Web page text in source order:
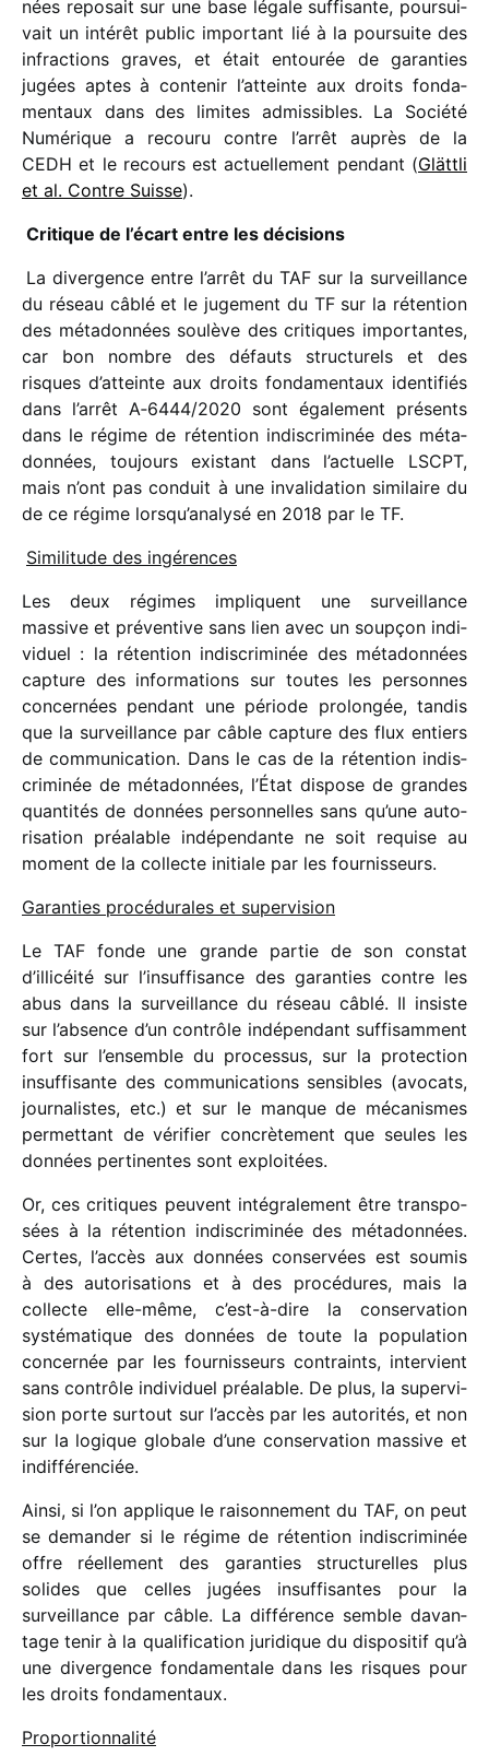
nées repo­sait sur une base légale suffi­sante, pour­sui­
vait un inté­rêt public impor­tant lié à la pour­suite des
infrac­tions graves, et était entou­rée de garan­ties
jugées aptes à conte­nir l’atteinte aux droits fonda­
men­taux dans des limites admis­sibles. La Société
Numérique a recouru contre l’arrêt auprès de la
CEDH et le recours est actuel­le­ment pendant (Glättli
et al. Contre Suisse).
Critique de l’écart entre les décisions
La diver­gence entre l’arrêt du TAF sur la surveillance
du réseau câblé et le juge­ment du TF sur la réten­tion
des méta­don­nées soulève des critiques impor­tantes,
car bon nombre des défauts struc­tu­rels et des
risques d’atteinte aux droits fonda­men­taux iden­ti­fiés
dans l’arrêt A‑6444/​2020 sont égale­ment présents
dans le régime de réten­tion indis­cri­mi­née des méta­
don­nées, toujours exis­tant dans l’actuelle LSCPT,
mais n’ont pas conduit à une inva­li­da­tion simi­laire du
de ce régime lorsqu’analysé en 2018 par le TF.
Similitude des ingérences
Les deux régimes impliquent une surveillance
massive et préven­tive sans lien avec un soup­çon indi­
vi­duel : la réten­tion indis­cri­mi­née des méta­don­nées
capture des infor­ma­tions sur toutes les personnes
concer­nées pendant une période prolon­gée, tandis
que la surveillance par câble capture des flux entiers
de commu­ni­ca­tion. Dans le cas de la réten­tion indis­
cri­mi­née de méta­don­nées, l’État dispose de grandes
quan­ti­tés de données person­nelles sans qu’une auto­
ri­sa­tion préa­lable indé­pen­dante ne soit requise au
moment de la collecte initiale par les fournisseurs.
Garanties procé­du­rales et supervision
Le TAF fonde une grande partie de son constat
d’illicéité sur l’insuffisance des garan­ties contre les
abus dans la surveillance du réseau câblé. Il insiste
sur l’absence d’un contrôle indé­pen­dant suffi­sam­ment
fort sur l’ensemble du proces­sus, sur la protec­tion
insuf­fi­sante des commu­ni­ca­tions sensibles (avocats,
jour­na­listes, etc.) et sur le manque de méca­nismes
permet­tant de véri­fier concrè­te­ment que seules les
données perti­nentes sont exploitées.
Or, ces critiques peuvent inté­gra­le­ment être trans­po­
sées à la réten­tion indis­cri­mi­née des méta­don­nées.
Certes, l’accès aux données conser­vées est soumis
à des auto­ri­sa­tions et à des procé­dures, mais la
collecte elle-même, c’est-à-dire la conser­va­tion
systé­ma­tique des données de toute la popu­la­tion
concer­née par les four­nis­seurs contraints, inter­vient
sans contrôle indi­vi­duel préa­lable. De plus, la super­vi­
sion porte surtout sur l’accès par les auto­ri­tés, et non
sur la logique globale d’une conser­va­tion massive et
indifférenciée.
Ainsi, si l’on applique le raison­ne­ment du TAF, on peut
se deman­der si le régime de réten­tion indis­cri­mi­née
offre réel­le­ment des garan­ties struc­tu­relles plus
solides que celles jugées insuf­fi­santes pour la
surveillance par câble. La diffé­rence semble davan­
tage tenir à la quali­fi­ca­tion juri­dique du dispo­si­tif qu’à
une diver­gence fonda­men­tale dans les risques pour
les droits fondamentaux.
Proportionnalité